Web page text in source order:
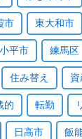
市 東大和市
小平市 練馬区
住み替え
的 転勤
日高市 飯